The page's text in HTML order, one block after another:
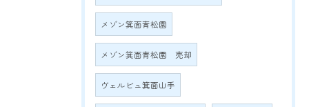
メゾン箕面青松園
メゾン箕面青松園 売却
ヴェルビュ箕面山手